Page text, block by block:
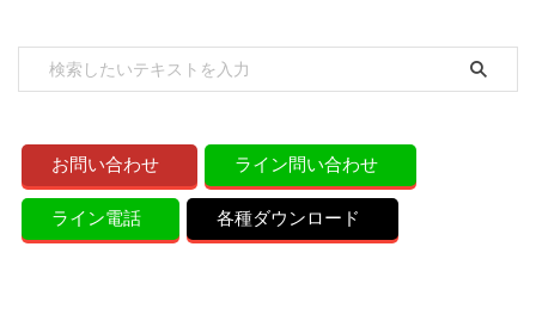
お問い合わせ ライン問い合わせ
ライン電話 各種ダウンロード